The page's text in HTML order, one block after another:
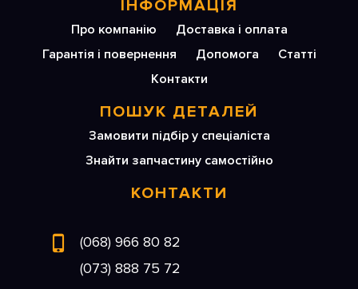
ІНФОРМАЦІЯ
Про компанію
Доставка і оплата
Гарантія і повернення
Допомога
Статті
Контакти
ПОШУК ДЕТАЛЕЙ
Замовити підбір у спеціаліста
Знайти запчастину самостійно
КОНТАКТИ
(068) 966 80 82
(073) 888 75 72